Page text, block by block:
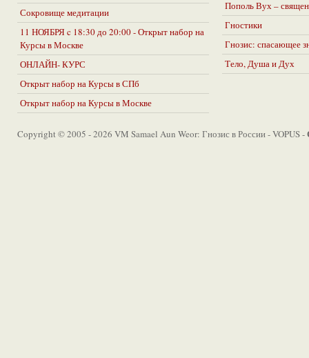
Сокровище медитации
11 НОЯБРЯ c 18:30 до 20:00 - Открыт набор на
Курсы в Москве
ОНЛАЙН- КУРС
Открыт набор на Курсы в СПб
Открыт набор на Курсы в Москве
Пополь Вух –
Гностики
Гнозис: спасающее
Тело, Душа и Дух
Copyright © 2005 - 2026 VM Samael Aun Weor: Гнозис в России - VOPUS -